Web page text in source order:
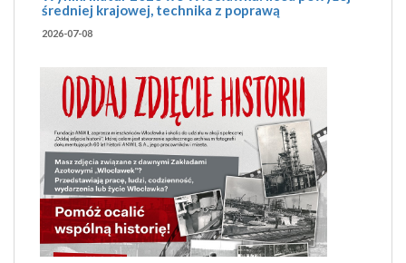
średniej krajowej, technika z poprawą
2026-07-08